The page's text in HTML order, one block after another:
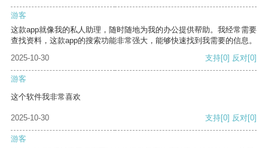
游客
这款app就像我的私人助理，随时随地为我的办公提供帮助。我经常需要
查找资料，这款app的搜索功能非常强大，能够快速找到我需要的信息。
2025-10-30
支持[0] 反对[0]
游客
这个软件我非常喜欢
2025-10-30 支持[0] 反对[0]
游客